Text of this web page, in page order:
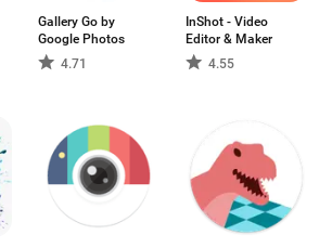
Gallery Go by
Google Photos
4.71
InShot - Video
Editor & Maker
4.55